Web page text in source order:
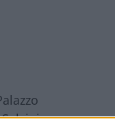
e